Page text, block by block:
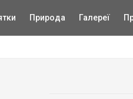
Природа Галереї